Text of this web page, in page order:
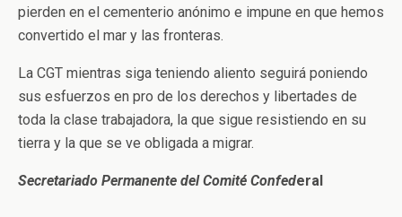
pierden en el cementerio anónimo e impune en que hemos
convertido el mar y las fronteras.
La CGT mientras siga teniendo aliento seguirá poniendo
sus esfuerzos en pro de los derechos y libertades de
toda la clase trabajadora, la que sigue resistiendo en su
tierra y la que se ve obligada a migrar.
Secretariado Permanente del Comité Confederal